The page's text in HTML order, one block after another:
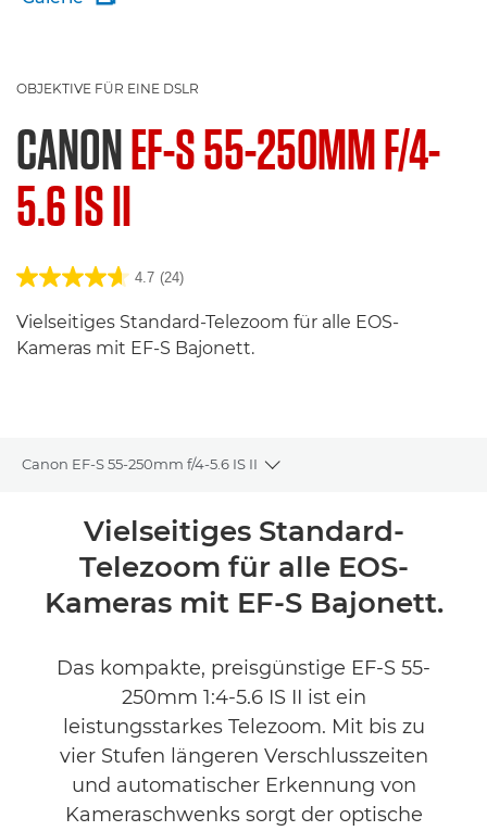
OBJEKTIVE FÜR EINE DSLR
CANONEF-S 55-250MM F/4-
5.6 IS II
4.7 (24)
Vielseitiges Standard-Telezoom für alle EOS-
Kameras mit EF-S Bajonett.
Canon EF-S 55-250mm f/4-5.6 IS II
Toggle breadcrumbs
Übersicht
Produktbewertungen
Vielseitiges Standard-
Telezoom für alle EOS-
Kameras mit EF-S Bajonett.
Das kompakte, preisgünstige EF-S 55-
250mm 1:4-5.6 IS II ist ein
leistungsstarkes Telezoom. Mit bis zu
vier Stufen längeren Verschlusszeiten
und automatischer Erkennung von
Kameraschwenks sorgt der optische